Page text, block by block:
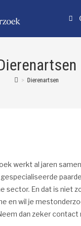
> Dierenartsen
werkt al jaren
sector. En dat is niet
en wil je
dan zeker contact